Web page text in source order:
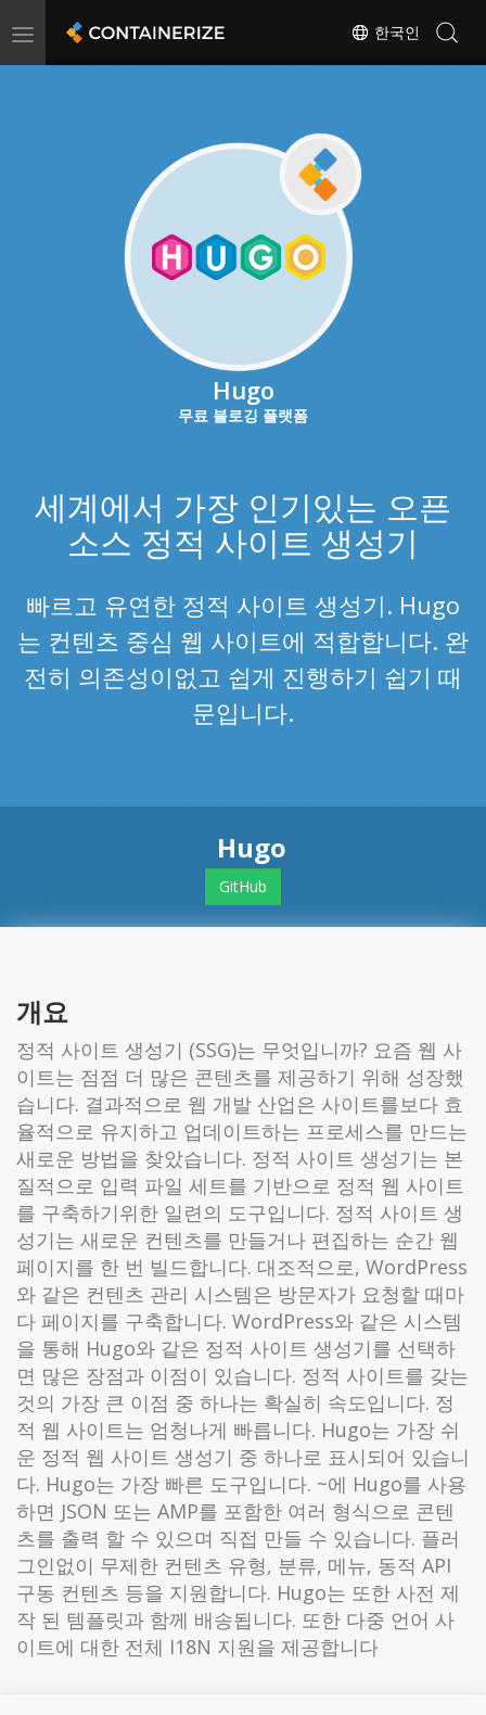
Toggle
한국인
Hugo
무료 블로깅 플랫폼
세계에서 가장 인기있는 오픈
소스 정적 사이트 생성기
빠르고 유연한 정적 사이트 생성기. Hugo
는 컨텐츠 중심 웹 사이트에 적합합니다. 완
전히 의존성이없고 쉽게 진행하기 쉽기 때
문입니다.
Hugo
GitHub
개요
정적 사이트 생성기 (SSG)는 무엇입니까? 요즘 웹 사
이트는 점점 더 많은 콘텐츠를 제공하기 위해 성장했
습니다. 결과적으로 웹 개발 산업은 사이트를보다 효
율적으로 유지하고 업데이트하는 프로세스를 만드는
새로운 방법을 찾았습니다. 정적 사이트 생성기는 본
질적으로 입력 파일 세트를 기반으로 정적 웹 사이트
를 구축하기위한 일련의 도구입니다. 정적 사이트 생
성기는 새로운 컨텐츠를 만들거나 편집하는 순간 웹
페이지를 한 번 빌드합니다. 대조적으로, WordPress
와 같은 컨텐츠 관리 시스템은 방문자가 요청할 때마
다 페이지를 구축합니다. WordPress와 같은 시스템
을 통해 Hugo와 같은 정적 사이트 생성기를 선택하
면 많은 장점과 이점이 있습니다. 정적 사이트를 갖는
것의 가장 큰 이점 중 하나는 확실히 속도입니다. 정
적 웹 사이트는 엄청나게 빠릅니다. Hugo는 가장 쉬
운 정적 웹 사이트 생성기 중 하나로 표시되어 있습니
다. Hugo는 가장 빠른 도구입니다. ~에 Hugo를 사용
하면 JSON 또는 AMP를 포함한 여러 형식으로 콘텐
츠를 출력 할 수 있으며 직접 만들 수 있습니다. 플러
그인없이 무제한 컨텐츠 유형, 분류, 메뉴, 동적 API
구동 컨텐츠 등을 지원합니다. Hugo는 또한 사전 제
작 된 템플릿과 함께 배송됩니다. 또한 다중 언어 사
이트에 대한 전체 I18N 지원을 제공합니다